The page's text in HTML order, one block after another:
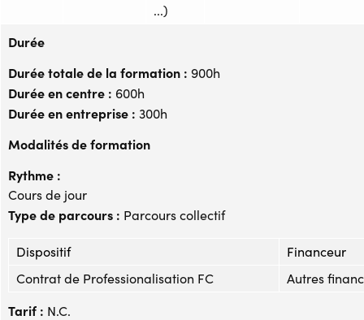
...)
Durée
Durée totale de la formation : 900h
Durée en centre : 600h
Durée en entreprise : 300h
Modalités de formation
Rythme :
Cours de jour
Type de parcours : Parcours collectif
Dispositif
Financeur
Contrat de Professionalisation FC
Autres
Tarif : N.C.